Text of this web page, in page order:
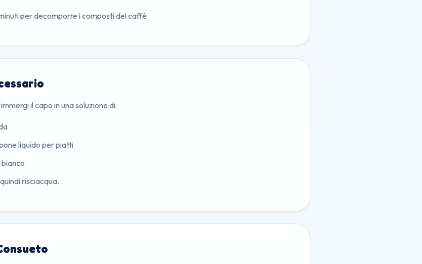
per decomporre i composti del caffè.
il capo in una soluzione di:
liquido per piatti
risciacqua.